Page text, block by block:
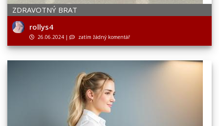
ZDRAVOTNÝ BRAT
rollys4
26.06.2024 | zatím žádný komentář